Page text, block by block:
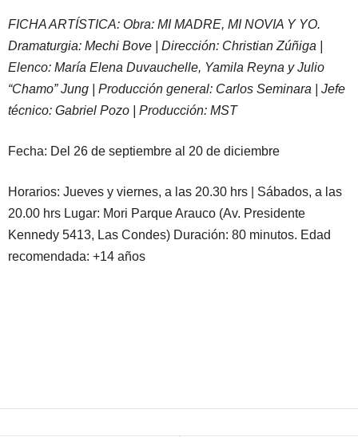
FICHA ARTÍSTICA: Obra: MI MADRE, MI NOVIA Y YO.
Dramaturgia: Mechi Bove | Dirección: Christian Zúñiga |
Elenco: María Elena Duvauchelle, Yamila Reyna y Julio
“Chamo” Jung | Producción general: Carlos Seminara | Jefe
técnico: Gabriel Pozo | Producción: MST
Fecha: Del 26 de septiembre al 20 de diciembre
Horarios: Jueves y viernes, a las 20.30 hrs | Sábados, a las
20.00 hrs Lugar: Mori Parque Arauco (Av. Presidente
Kennedy 5413, Las Condes) Duración: 80 minutos. Edad
recomendada: +14 años